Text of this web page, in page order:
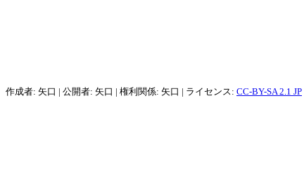
作成者: 矢口 | 公開者: 矢口 | 権利関係: 矢口 | ライセンス: CC-BY-SA 2.1 JP